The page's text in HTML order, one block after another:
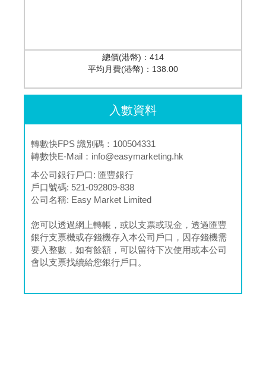
總價(港幣)： 414
平均月費(港幣)： 138.00
入數資料
轉數快FPS 識別碼：100504331
轉數快E-Mail： info@easymarketing.hk
本公司銀行戶口: 匯豐銀行
戶口號碼: 521-092809-838
公司名稱: Easy Market Limited
您可以透過網上轉帳，或以支票或現金，透過匯豐
銀行支票機或存錢機存入本公司戶口，因存錢機需
要入整數，如有餘額，可以留待下次使用或本公司
會以支票找續給您銀行戶口。